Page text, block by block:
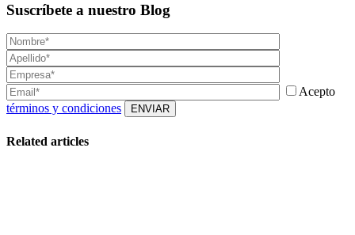
Suscríbete a nuestro Blog
Acepto
términos y condiciones
Related articles